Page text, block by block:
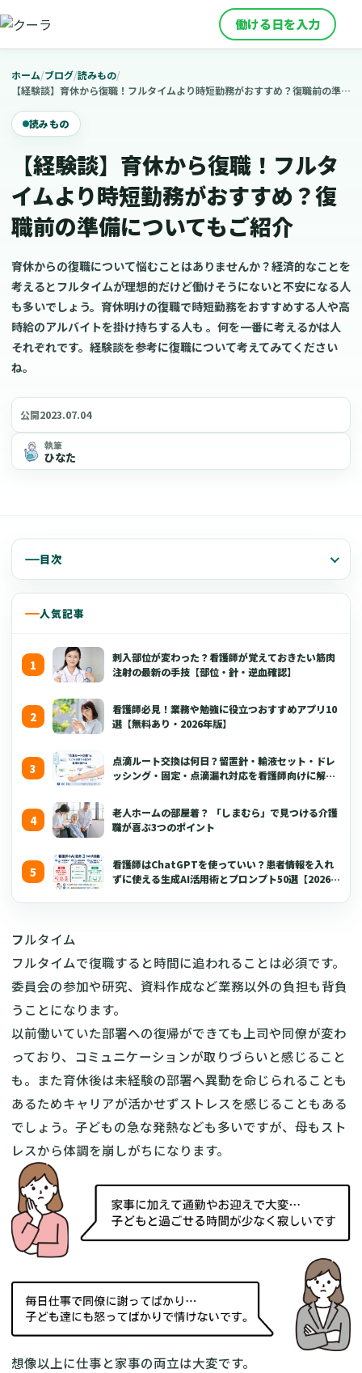
働ける日を入力
ホーム/ブログ/読みもの/
【経験談】育休から復職！フルタイムより時短勤務がおすすめ？復職前の準備についてもご紹介
読みもの
【経験談】育休から復職！フルタ
イムより時短勤務がおすすめ？復
職前の準備についてもご紹介
育休からの復職について悩むことはありませんか？経済的なことを
考えるとフルタイムが理想的だけど働けそうにないと不安になる人
も多いでしょう。育休明けの復職で時短勤務をおすすめする人や高
時給のアルバイトを掛け持ちする人も 。何を一番に考えるかは人
それぞれです。経験談を参考に復職について考えてみてください
ね。
公開2023.07.04
執筆
ひなた
目次
人気記事
刺入部位が変わった？看護師が覚えておきたい筋肉
注射の最新の手技【部位・針・逆血確認】
看護師必見！業務や勉強に役立つおすすめアプリ10
選【無料あり・2026年版】
点滴ルート交換は何日？留置針・輸液セット・ドレ
ッシング・固定・点滴漏れ対応を看護師向けに解説
老人ホームの部屋着？ 「しまむら」で見つける介護
職が喜ぶ3つのポイント
看護師はChatGPTを使っていい？患者情報を入れ
ずに使える生成AI活用術とプロンプト50選【2026年
フルタイム
フルタイムで復職すると時間に追われることは必須です。
委員会の参加や研究、資料作成など業務以外の負担も背負
うことになります。
以前働いていた部署への復帰ができても上司や同僚が変わ
っており、コミュニケーションが取りづらいと感じること
も。また育休後は未経験の部署へ異動を命じられることも
あるためキャリアが活かせずストレスを感じることもある
でしょう。子どもの急な発熱なども多いですが、母もスト
レスから体調を崩しがちになります。
想像以上に仕事と家事の両立は大変です。